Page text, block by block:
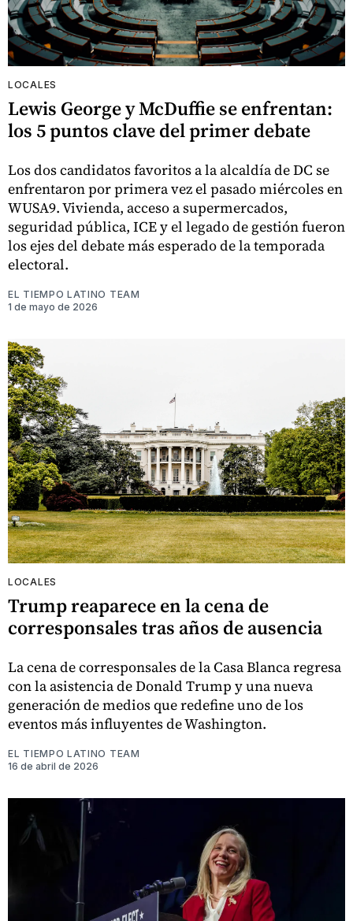
LOCALES
Lewis George y McDuffie se enfrentan:
los 5 puntos clave del primer debate
Los dos candidatos favoritos a la alcaldía de DC se
enfrentaron por primera vez el pasado miércoles en
WUSA9. Vivienda, acceso a supermercados,
seguridad pública, ICE y el legado de gestión fueron
los ejes del debate más esperado de la temporada
electoral.
EL TIEMPO LATINO TEAM
1 de mayo de 2026
LOCALES
Trump reaparece en la cena de
corresponsales tras años de ausencia
La cena de corresponsales de la Casa Blanca regresa
con la asistencia de Donald Trump y una nueva
generación de medios que redefine uno de los
eventos más influyentes de Washington.
EL TIEMPO LATINO TEAM
16 de abril de 2026